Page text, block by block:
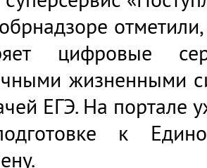
цифровые
жизненными
ЕГЭ. На портале
к